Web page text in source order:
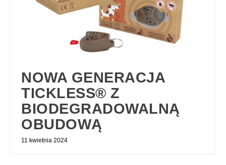
NOWA GENERACJA
TICKLESS® Z
BIODEGRADOWALNĄ
OBUDOWĄ
11 kwietnia 2024